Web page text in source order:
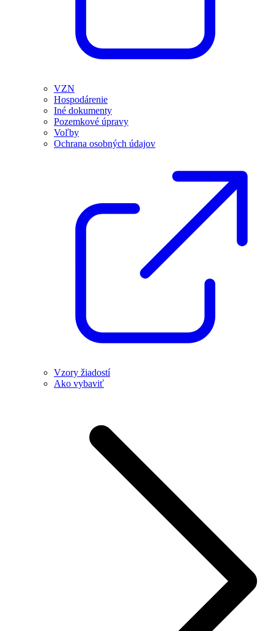
VZN
Hospodárenie
Iné dokumenty
Pozemkové úpravy
Voľby
Ochrana osobných údajov
Vzory žiadostí
Ako vybaviť